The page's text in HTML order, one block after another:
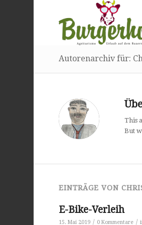
Autorenarchiv für:
This
But
EINTRÄGE VON
E-Bike-Verleih
15. Mai 2019 / 0 Kommentare /